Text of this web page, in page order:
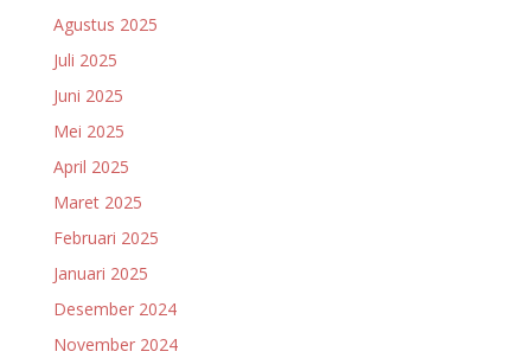
Agustus 2025
Juli 2025
Juni 2025
Mei 2025
April 2025
Maret 2025
Februari 2025
Januari 2025
Desember 2024
November 2024